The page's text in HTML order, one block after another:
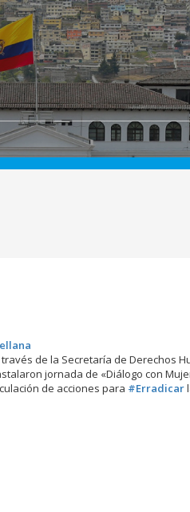
de la Secretaría de Derechos
jornada de «Diálogo con
de acciones para #Erradicar